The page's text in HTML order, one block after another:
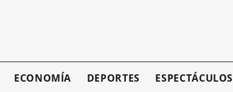
ECONOMÍA DEPORTES ESPECTÁCULOS